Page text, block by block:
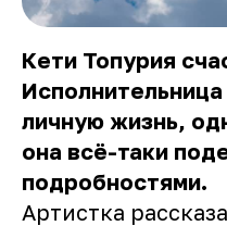
Кети Топурия
личную жизнь,
она всё-таки
подробностями.
Артистка